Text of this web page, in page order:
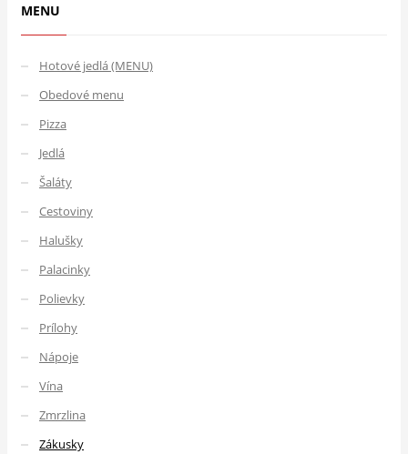
MENU
Hotové jedlá (MENU)
Obedové menu
Pizza
Jedlá
Šaláty
Cestoviny
Halušky
Palacinky
Polievky
Prílohy
Nápoje
Vína
Zmrzlina
Zákusky